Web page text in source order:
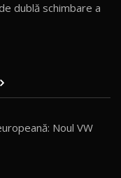
AutoBlog.MD
Test Drive
AutoBlog.MD
dublă schimbare a
Noul VW